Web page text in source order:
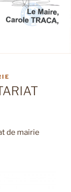
de mairie